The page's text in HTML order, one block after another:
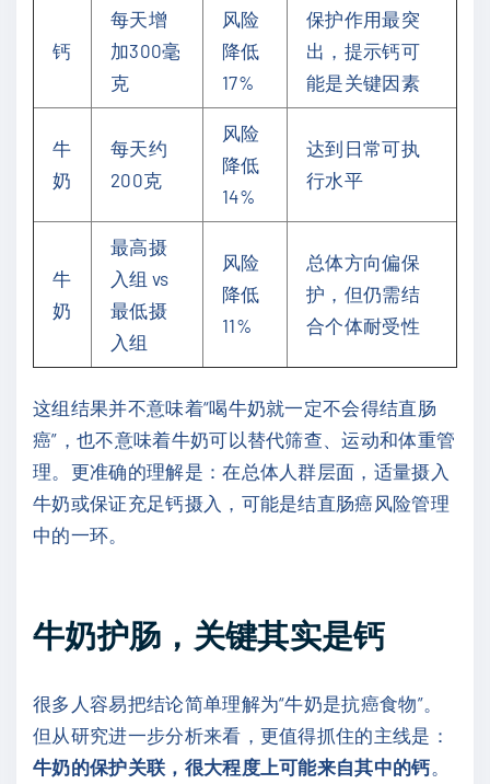
钙
每天增
加300毫
克
风险
降低
17%
保护作用最突
出，提示钙可
能是关键因素
牛
奶
每天约
200克
风险
降低
14%
达到日常可执
行水平
牛
奶
最高摄
入组 vs
最低摄
入组
风险
降低
11%
总体方向偏保
护，但仍需结
合个体耐受性
这组结果并不意味着“喝牛奶就一定不会得结直肠
癌”，也不意味着牛奶可以替代筛查、运动和体重管
理。更准确的理解是：在总体人群层面，适量摄入
牛奶或保证充足钙摄入，可能是结直肠癌风险管理
中的一环。
牛奶护肠，关键其实是钙
很多人容易把结论简单理解为“牛奶是抗癌食物”。
但从研究进一步分析来看，更值得抓住的主线是：
牛奶的保护关联，很大程度上可能来自其中的钙